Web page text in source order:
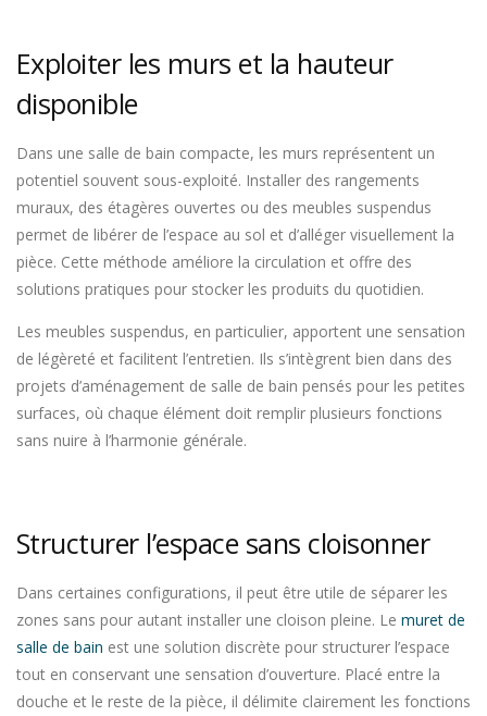
Exploiter les murs et la hauteur
disponible
Dans une salle de bain compacte, les murs représentent un
potentiel souvent sous-exploité. Installer des rangements
muraux, des étagères ouvertes ou des meubles suspendus
permet de libérer de l’espace au sol et d’alléger visuellement la
pièce. Cette méthode améliore la circulation et offre des
solutions pratiques pour stocker les produits du quotidien.
Les meubles suspendus, en particulier, apportent une sensation
de légèreté et facilitent l’entretien. Ils s’intègrent bien dans des
projets d’aménagement de salle de bain pensés pour les petites
surfaces, où chaque élément doit remplir plusieurs fonctions
sans nuire à l’harmonie générale.
Structurer l’espace sans cloisonner
Dans certaines configurations, il peut être utile de séparer les
zones sans pour autant installer une cloison pleine. Le muret de
salle de bain est une solution discrète pour structurer l’espace
tout en conservant une sensation d’ouverture. Placé entre la
douche et le reste de la pièce, il délimite clairement les fonctions